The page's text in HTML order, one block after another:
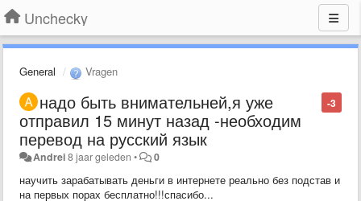
Unchecky
General Vragen
-3
надо быть внимательней,я уже
отправил 15 минут назад -необходим
перевод на русский язык
Andrei8 jaar geleden • 0
научить зарабатывать деньги в интернете реально без подстав и
на первых порах бесплатно!!!спасибо...